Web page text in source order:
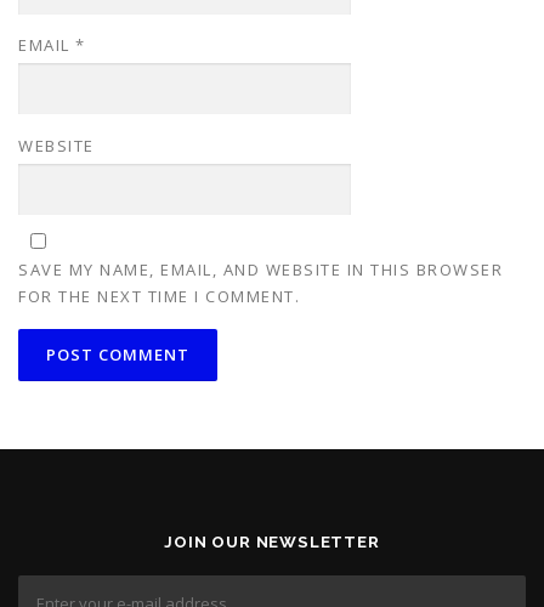
EMAIL *
WEBSITE
SAVE MY NAME, EMAIL, AND WEBSITE IN THIS BROWSER
FOR THE NEXT TIME I COMMENT.
JOIN OUR NEWSLETTER